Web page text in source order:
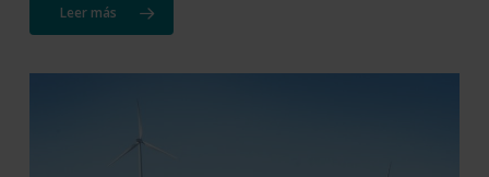
Leer más